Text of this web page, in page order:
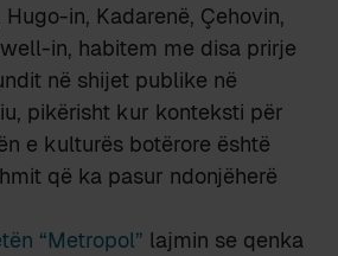
in, Kadarenë, Çehovin,
in, habitem me disa prirje
në shijet publike në
pikërisht kur konteksti për
e kulturës botërore është
që ka pasur ndonjëherë
“Metropol” lajmin se qenka